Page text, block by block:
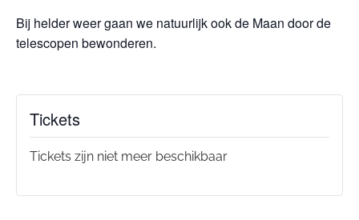
Bij helder weer gaan we natuurlijk ook de Maan door de
telescopen bewonderen.
Tickets
Tickets zijn niet meer beschikbaar